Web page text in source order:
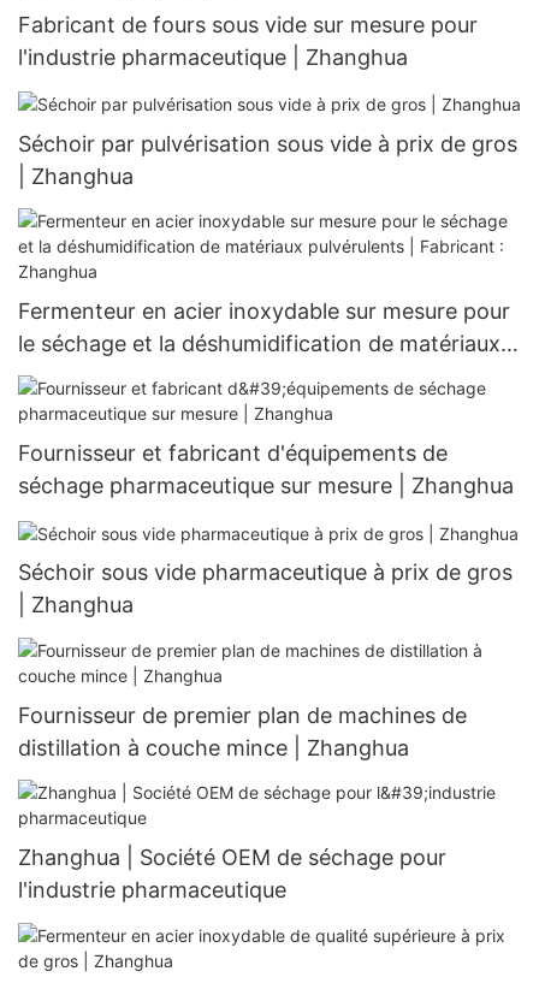
Fabricant de fours sous vide sur mesure pour
l'industrie pharmaceutique | Zhanghua
Séchoir par pulvérisation sous vide à prix de gros
| Zhanghua
Fermenteur en acier inoxydable sur mesure pour
le séchage et la déshumidification de matériaux
pulvérulents | Fabricant : Zhanghua
Fournisseur et fabricant d'équipements de
séchage pharmaceutique sur mesure | Zhanghua
Séchoir sous vide pharmaceutique à prix de gros
| Zhanghua
Fournisseur de premier plan de machines de
distillation à couche mince | Zhanghua
Zhanghua | Société OEM de séchage pour
l'industrie pharmaceutique